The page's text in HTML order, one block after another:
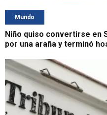
Mundo
Niño quiso convertirse en
por una araña y terminó